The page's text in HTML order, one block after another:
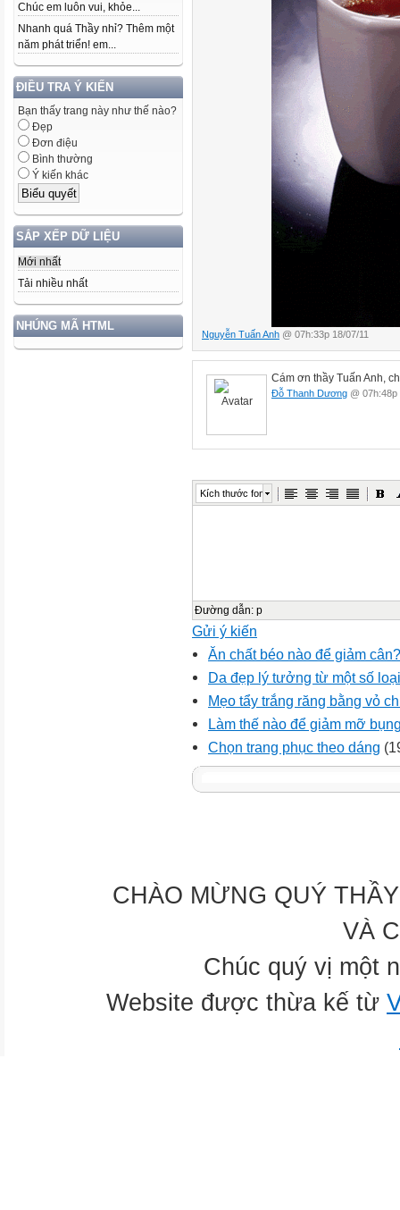
Chúc em luôn vui, khỏe...
Nhanh quá Thầy nhỉ? Thêm một
năm phát triển! em...
ĐIỀU TRA Ý KIẾN
Bạn thấy trang này như thế nào?
Đẹp
Đơn điệu
Bình thường
Ý kiến khác
SẮP XẾP DỮ LIỆU
Mới nhất
Tải nhiều nhất
NHÚNG MÃ HTML
Nguyễn Tuấn Anh @ 07h:33p 18/07/11
Cám ơn thầy Tuấn Anh,
Đỗ Thanh Dương @ 07h:48p
Kích thước font
Đường dẫn: p
Gửi ý kiến
Ăn chất béo nào để giảm cân?
Da đẹp lý tưởng từ một số
Mẹo tẩy trắng răng bằng vỏ
Làm thế nào để giảm mỡ
Chọn trang phục theo dáng
CHÀO MỪNG QUÝ
VÀ
Chúc quý vị một
Website được thừa kế từ